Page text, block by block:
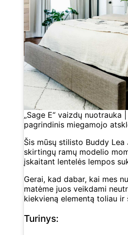
„Sage E“ vaizdų nuotrauka
pagrindinis miegamojo
Šis mūsų stilisto Buddy
skirtingų ramų modelio
įskaitant lentelės lempos
Gerai, kad dabar, kai mes
matėme juos veikdami
kiekvieną elementą toliau
Turinys: